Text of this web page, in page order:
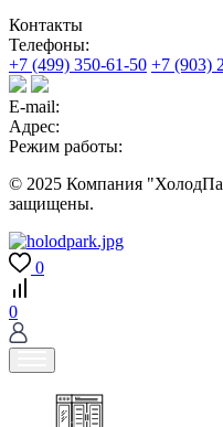
Контакты
Телефоны:
+7 (499) 350-61-50 +7 (903)
E-mail:
Адрес:
Режим работы:
© 2025 Компания
защищены.
0
0